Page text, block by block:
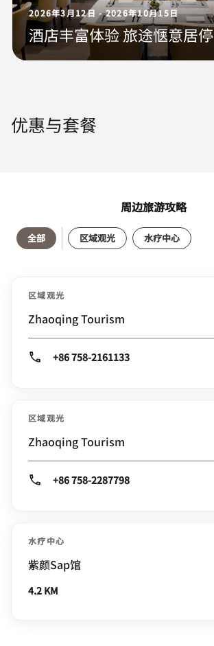
2026年3月12日 - 2026年10月15日
酒店丰富体验 旅途惬意居停
优惠与套餐
周边旅游攻略
全部 区域观光 水疗中心
区域观光
Zhaoqing Tourism
+86 758-2161133
区域观光
Zhaoqing Tourism
+86 758-2287798
水疗中心
紫颜Sap馆
4.2 KM